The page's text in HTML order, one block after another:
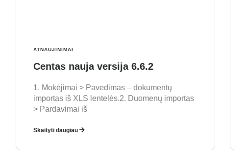
ATNAUJINIMAI
Centas nauja versija 6.6.2
1. Mokėjimai > Pavedimas – dokumentų
importas iš XLS lentelės.2. Duomenų importas
> Pardavimai iš
Skaityti daugiau